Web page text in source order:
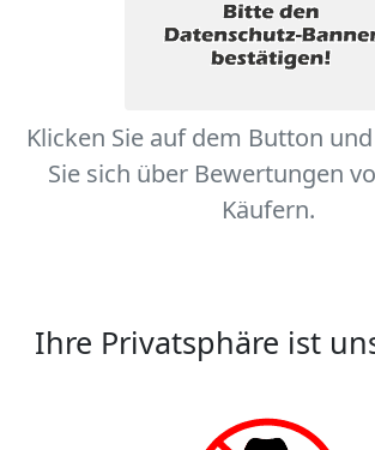
Klicken Sie auf dem Button
Sie sich über Bewertungen
Käufern.
Ihre Privatsphäre ist